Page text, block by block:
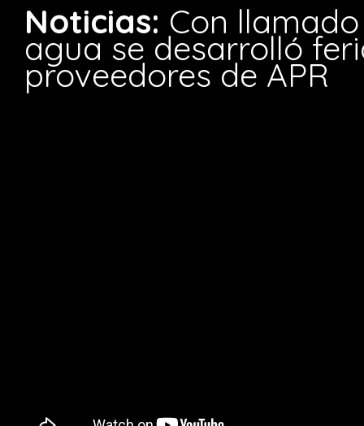
Noticias: Con
agua se desarrolló
proveedores de APR